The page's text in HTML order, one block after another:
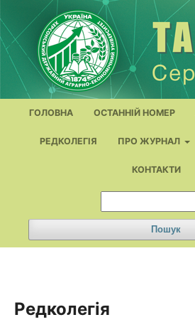
ГОЛОВНА ОСТАННІЙ НОМЕР
РЕДКОЛЕГІЯ ПРО ЖУРНАЛ
КОНТАКТИ
Пошук
Редколегія